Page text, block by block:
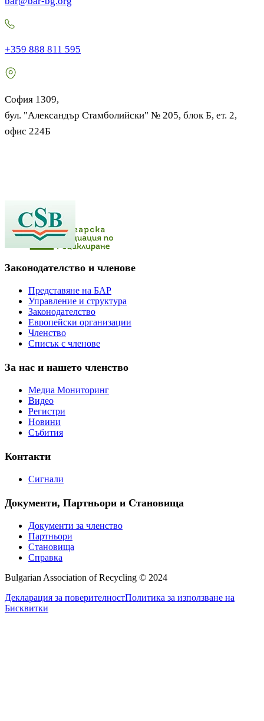
+359 888 811 595
София 1309,
бул. "Александър Стамболийски" № 205, блок Б, ет. 2,
офис 224Б
Законодателство и членове
Представяне на БАР
Управление и структура
Законодателство
Европейски организации
Членство
Списък с членове
За нас и нашето членство
Медиа Мониторинг
Видео
Регистри
Новини
Събития
Контакти
Сигнали
Документи, Партньори и Становища
Документи за членство
Партньори
Становища
Справка
Bulgarian Association of Recycling © 2024
Декларация за поверителностПолитика за използване на
Бисквитки